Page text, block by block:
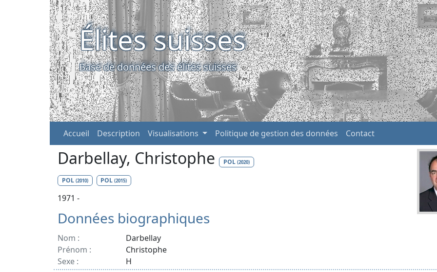
Élites suisses
Base de données des élites suisses
Accueil Description Visualisations Politique de gestion des données Contact
Darbellay, Christophe POL (2020)
POL (2010) POL(2015)
1971 -
Données biographiques
Nom :
Darbellay
Prénom :
Christophe
Sexe :
H